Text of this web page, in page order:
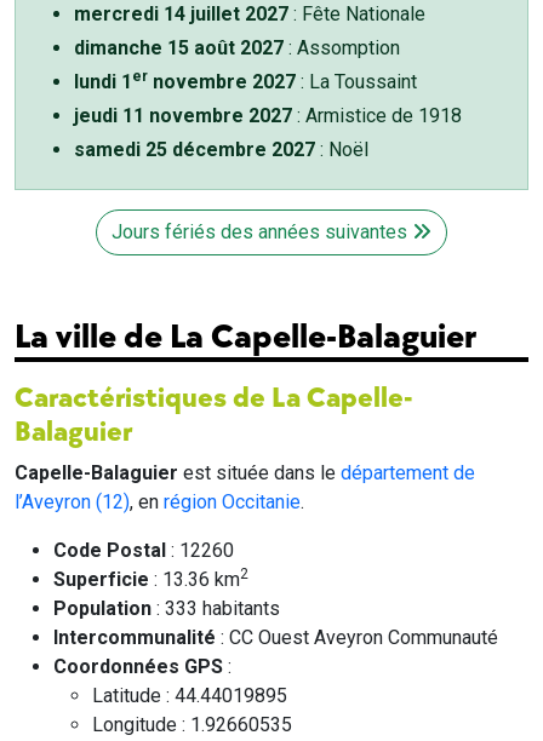
mercredi 14 juillet 2027 : Fête Nationale
dimanche 15 août 2027 : Assomption
lundi 1 er novembre 2027 : La Toussaint
jeudi 11 novembre 2027 : Armistice de 1918
samedi 25 décembre 2027 : Noël
Jours fériés des années suivantes
La ville de La Capelle-Balaguier
Caractéristiques de La Capelle-
Balaguier
Capelle-Balaguier est située dans le département de
l’Aveyron (12), en région Occitanie.
Code Postal : 12260
Superficie : 13.36 km2
Population : 333 habitants
Intercommunalité : CC Ouest Aveyron Communauté
Coordonnées GPS :
Latitude : 44.44019895
Longitude : 1.92660535